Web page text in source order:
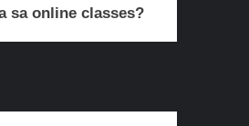
sa online classes?